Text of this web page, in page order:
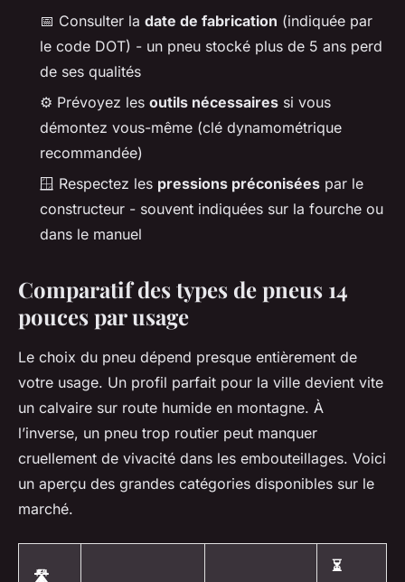
📅 Consulter la date de fabrication (indiquée par
le code DOT) - un pneu stocké plus de 5 ans perd
de ses qualités
⚙️ Prévoyez les outils nécessaires si vous
démontez vous-même (clé dynamométrique
recommandée)
🪟 Respectez les pressions préconisées par le
constructeur - souvent indiquées sur la fourche ou
dans le manuel
Comparatif des types de pneus 14
pouces par usage
Le choix du pneu dépend presque entièrement de
votre usage. Un profil parfait pour la ville devient vite
un calvaire sur route humide en montagne. À
l’inverse, un pneu trop routier peut manquer
cruellement de vivacité dans les embouteillages. Voici
un aperçu des grandes catégories disponibles sur le
marché.
🛣️
⏳